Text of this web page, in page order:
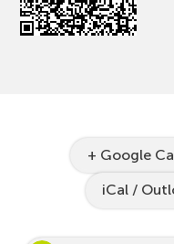
+ Google
iCal /